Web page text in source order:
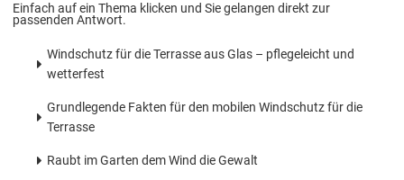
Einfach auf ein Thema klicken und Sie gelangen direkt zur
passenden Antwort.
Windschutz für die Terrasse aus Glas – pflegeleicht und
wetterfest
Grundlegende Fakten für den mobilen Windschutz für die
Terrasse
Raubt im Garten dem Wind die Gewalt